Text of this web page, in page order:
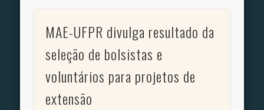
MAE-UFPR divulga resultado da
seleção de bolsistas e
voluntários para projetos de
extensão